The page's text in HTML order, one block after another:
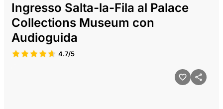
Ingresso Salta-la-Fila al Palace
Collections Museum con
Audioguida
4.7/5